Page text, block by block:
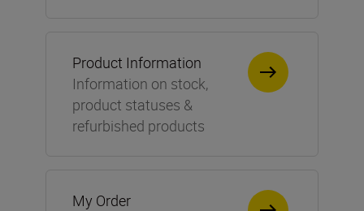
Product Information
Information on stock,
product statuses &
refurbished products
My Order